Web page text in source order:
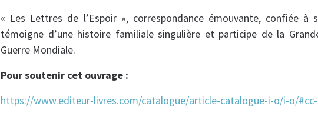
« Les Lettres de l’Espoir », correspondance émouvante, confiée à
témoigne d’une histoire familiale singulière et participe de la
Guerre Mondiale.
Pour soutenir cet ouvrage :
https://www.editeur-livres.com/catalogue/article-catalogue-i-o/i-o/